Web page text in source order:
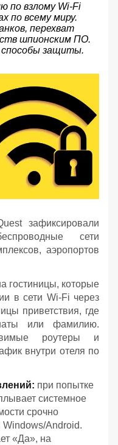
по взлому Wi-Fi
по всему миру.
перехват
шпионским ПО.
способы защиты.
зафиксировали
сети
аэропортов
гостиницы, которые
в сети Wi-Fi через
приветствия, где
или фамилию.
роутеры и
внутри отеля по
при попытке
системное
срочно
Android.
«Да», на